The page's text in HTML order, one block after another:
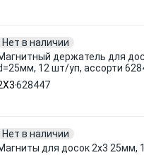
Нет в наличии
держатель для
12 шт/уп, ассорти
628447
Нет в наличии
для досок 2х3 25мм,